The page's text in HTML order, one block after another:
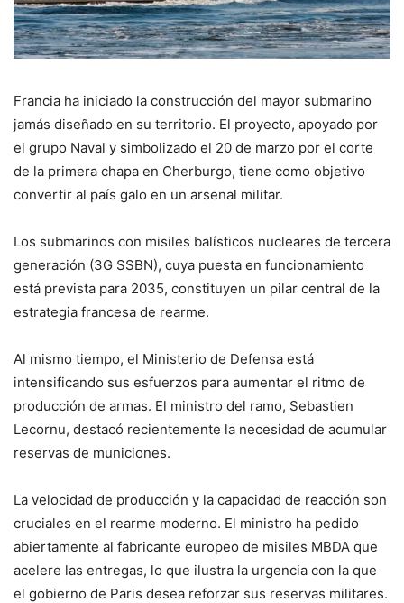
Francia ha iniciado la construcción del mayor submarino
jamás diseñado en su territorio. El proyecto, apoyado por
el grupo Naval y simbolizado el 20 de marzo por el corte
de la primera chapa en Cherburgo, tiene como objetivo
convertir al país galo en un arsenal militar.
Los submarinos con misiles balísticos nucleares de tercera
generación (3G SSBN), cuya puesta en funcionamiento
está prevista para 2035, constituyen un pilar central de la
estrategia francesa de rearme.
Al mismo tiempo, el Ministerio de Defensa está
intensificando sus esfuerzos para aumentar el ritmo de
producción de armas. El ministro del ramo, Sebastien
Lecornu, destacó recientemente la necesidad de acumular
reservas de municiones.
La velocidad de producción y la capacidad de reacción son
cruciales en el rearme moderno. El ministro ha pedido
abiertamente al fabricante europeo de misiles MBDA que
acelere las entregas, lo que ilustra la urgencia con la que
el gobierno de Paris desea reforzar sus reservas militares.